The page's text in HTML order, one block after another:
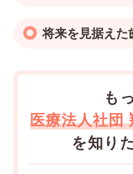
将来を見据えた
も
医療法人社団
を知り